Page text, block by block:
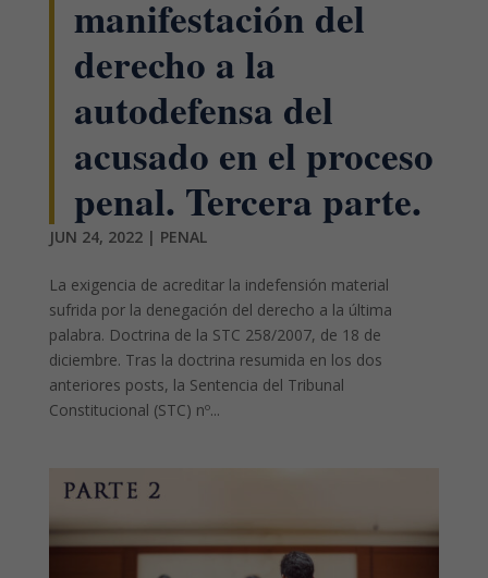
manifestación del
derecho a la
autodefensa del
acusado en el proceso
penal. Tercera parte.
JUN 24, 2022| PENAL
La exigencia de acreditar la indefensión material
sufrida por la denegación del derecho a la última
palabra. Doctrina de la STC 258/2007, de 18 de
diciembre. Tras la doctrina resumida en los dos
anteriores posts, la Sentencia del Tribunal
Constitucional (STC) nº...